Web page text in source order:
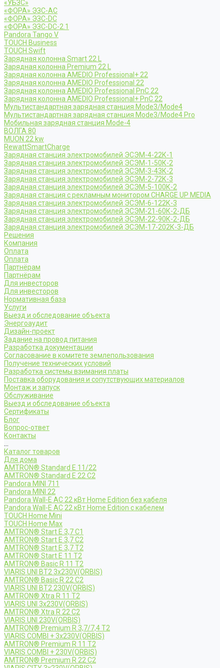
«УБЗС»
«ФОРА» ЭЗС-AC
«ФОРА» ЭЗС-DC
«ФОРА» ЭЗС-DC-2.1
Pandora Tango V
TOUCH Business
TOUCH Swift
Зарядная колонна Smart 22 L
Зарядная колонна Premium 22 L
Зарядная колонна AMEDIO Professional+ 22
Зарядная колонна AMEDIO Professional 22
Зарядная колонна AMEDIO Professional PnC 22
Зарядная колонна AMEDIO Professional+ PnC 22
Мультистандартная зарядная станция Mode3/Mode4
Мультистандартная зарядная станция Mode3/Mode4 Pro
Мобильная зарядная станция Mode-4
ВОЛГА 80
MUON 22 kw
RewattSmartCharge
Зарядная станция электромобилей ЭСЭМ-4-22К-1
Зарядная станция электромобилей ЭСЭМ-1-50К-2
Зарядная станция электромобилей ЭСЭМ-3-43К-2
Зарядная станция электромобилей ЭСЭМ-2-72К-3
Зарядная станция электромобилей ЭСЭМ-5-100К-2
Зарядная станция с рекламным монитором CHARGE UP MEDIA
Зарядная станция электромобилей ЭСЭМ-6-122К-3
Зарядная станция электромобилей ЭСЭМ-21-60К-2-ДБ
Зарядная станция электромобилей ЭСЭМ-22-90К-2-ДБ
Зарядная станция электромобилей ЭСЭМ-17-202К-3-ДБ
Решения
Компания
Оплата
Оплата
Партнёрам
Партнёрам
Для инвесторов
Для инвесторов
Нормативная база
Услуги
Выезд и обследование объекта
Энергоаудит
Дизайн-проект
Задание на провод питания
Разработка документации
Согласование в комитете землепользования
Получение технических условий
Разработка системы взимания платы
Поставка оборудования и сопутствующих материалов
Монтаж и запуск
Обслуживание
Выезд и обследование объекта
Сертификаты
Блог
Вопрос-ответ
Контакты
...
Каталог товаров
Для дома
AMTRON® Standard E 11/22
AMTRON® Standard E 22 C2
Pandora MINI 711
Pandora MINI 22
Pandora Wall-E AC 22 кВт Home Edition без кабеля
Pandora Wall-E AC 22 кВт Home Edition с кабелем
TOUCH Home Mini
TOUCH Home Max
AMTRON® Start E 3,7 C1
AMTRON® Start E 3,7 C2
AMTRON® Start E 3,7 T2
AMTRON® Start E 11 T2
AMTRON® Basic R 11 T2
VIARIS UNI BT2 3x230V(ORBIS)
AMTRON® Basic R 22 C2
VIARIS UNI BT2 230V(ORBIS)
AMTRON® Xtra R 11 T2
VIARIS UNI 3x230V(ORBIS)
AMTRON® Xtra R 22 C2
VIARIS UNI 230V(ORBIS)
AMTRON® Premium R 3,7/7,4 T2
VIARIS COMBI + 3x230V(ORBIS)
AMTRON® Premium R 11 T2
VIARIS COMBI + 230V(ORBIS)
AMTRON® Premium R 22 C2